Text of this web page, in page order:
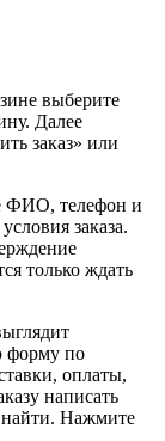
выберите
Далее
заказ» или
ФИО, телефон и
заказа.
только ждать
форму по
оплаты,
написать
найти. Нажмите